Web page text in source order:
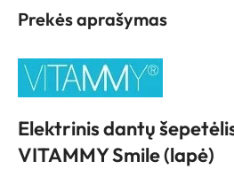
Prekės aprašymas
Elektrinis dantų
VITAMMY Smile (lapė)